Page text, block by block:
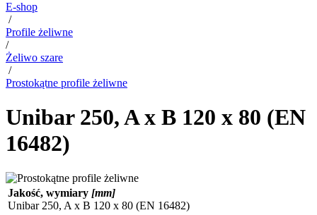
E-shop
/
Profile żeliwne
/
Żeliwo szare
/
Prostokątne profile żeliwne
Unibar 250, A x B 120 x 80 (EN
16482)
Jakość, wymiary [mm]
Unibar 250, A x B 120 x 80 (EN 16482)